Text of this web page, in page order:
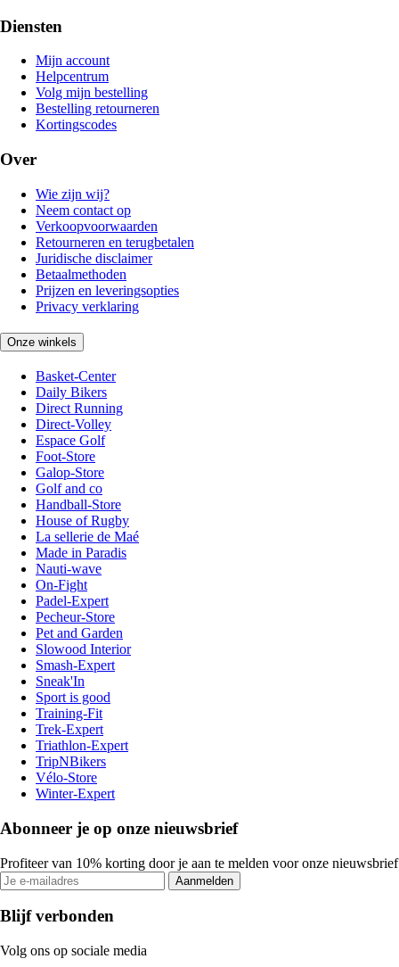
Diensten
Mijn account
Helpcentrum
Volg mijn bestelling
Bestelling retourneren
Kortingscodes
Over
Wie zijn wij?
Neem contact op
Verkoopvoorwaarden
Retourneren en terugbetalen
Juridische disclaimer
Betaalmethoden
Prijzen en leveringsopties
Privacy verklaring
Onze winkels
Basket-Center
Daily Bikers
Direct Running
Direct-Volley
Espace Golf
Foot-Store
Galop-Store
Golf and co
Handball-Store
House of Rugby
La sellerie de Maé
Made in Paradis
Nauti-wave
On-Fight
Padel-Expert
Pecheur-Store
Pet and Garden
Slowood Interior
Smash-Expert
Sneak'In
Sport is good
Training-Fit
Trek-Expert
Triathlon-Expert
TripNBikers
Vélo-Store
Winter-Expert
Abonneer je op onze nieuwsbrief
Profiteer van 10% korting door je aan te melden voor onze nieuwsbrief
Aanmelden
Blijf verbonden
Volg ons op sociale media